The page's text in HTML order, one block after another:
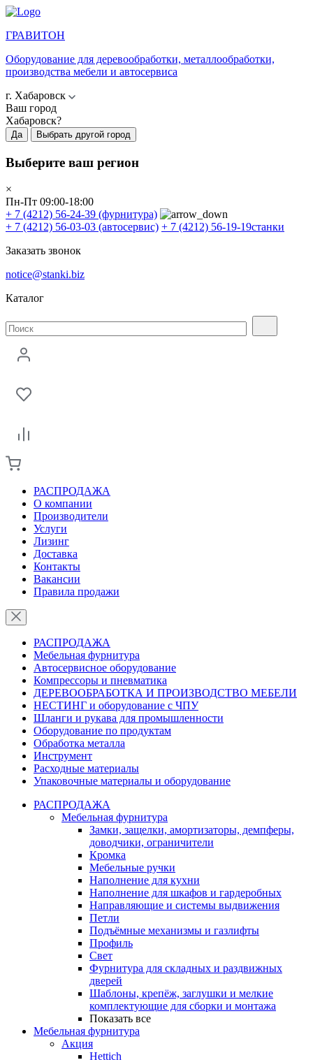
ГРАВИТОН
Оборудование для деревообработки, металлообработки,
производства мебели и автосервиса
г. Хабаровск
Ваш город
Хабаровск?
Да Выбрать другой город
Выберите ваш регион
×
Пн-Пт 09:00-18:00
+ 7 (4212) 56-24-39 (фурнитура)
+ 7 (4212) 56-03-03 (автосервис) + 7 (4212) 56-19-19станки
Заказать звонок
notice@stanki.biz
Каталог
РАСПРОДАЖА
О компании
Производители
Услуги
Лизинг
Доставка
Контакты
Вакансии
Правила продажи
РАСПРОДАЖА
Мебельная фурнитура
Автосервисное оборудование
Компрессоры и пневматика
ДЕРЕВООБРАБОТКА И ПРОИЗВОДСТВО МЕБЕЛИ
НЕСТИНГ и оборудование с ЧПУ
Шланги и рукава для промышленности
Оборудование по продуктам
Обработка металла
Инструмент
Расходные материалы
Упаковочные материалы и оборудование
РАСПРОДАЖА
Мебельная фурнитура
Замки, защелки, амортизаторы, демпферы,
доводчики, ограничители
Кромка
Мебельные ручки
Наполнение для кухни
Наполнение для шкафов и гардеробных
Направляющие и системы выдвижения
Петли
Подъёмные механизмы и газлифты
Профиль
Свет
Фурнитура для складных и раздвижных
дверей
Шаблоны, крепёж, заглушки и мелкие
комплектующие для сборки и монтажа
Показать все
Мебельная фурнитура
Акция
Hettich